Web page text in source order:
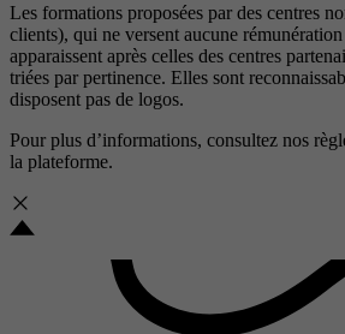
Les formations proposées par des centres
clients), qui ne versent aucune
apparaissent après celles des centres
triées par pertinence. Elles sont
disposent pas de logos.
Pour plus d’informations, consultez nos
la plateforme.